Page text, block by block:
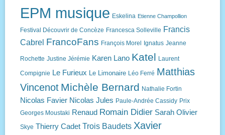
EPM musique Eskelina Etienne Champollion
Festival Découvrir de Concèze Francesca Solleville Francis
Cabrel FrancoFans François Morel Ignatus Jeanne
Rochette Justine Jérémie Karen Lano Katel Laurent
Compignie Le Furieux Le Limonaire Léo Ferré Matthias
Vincenot Michèle Bernard Nathalie Fortin
Nicolas Favier Nicolas Jules Paule-Andrée Cassidy Prix
Georges Moustaki Renaud Romain Didier Sarah Olivier
Skye Thierry Cadet Trois Baudets Xavier